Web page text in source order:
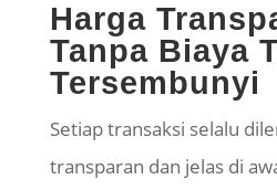
Harga
Tanpa Biaya
Tersembunyi
Setiap transaksi selalu
transparan dan jelas di